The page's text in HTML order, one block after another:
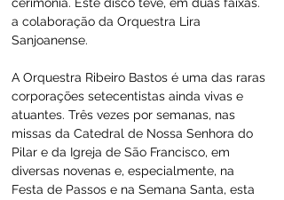
a colaboração da Orquestra Lira
Sanjoanense.
A Orquestra Ribeiro Bastos é uma das raras
corporações setecentistas ainda vivas e
atuantes. Três vezes por semanas, nas
missas da Catedral de Nossa Senhora do
Pilar e da Igreja de São Francisco, em
diversas novenas e, especialmente, na
Festa de Passos e na Semana Santa, esta